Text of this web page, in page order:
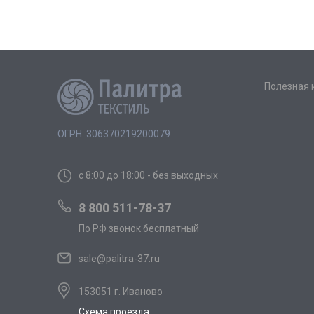
ОГРН: 306370219200079
с 8:00 до 18:00 - без выходных
8 800 511-78-37
По РФ звонок бесплатный
sale@palitra-37.ru
153051 г. Иваново
Полезная